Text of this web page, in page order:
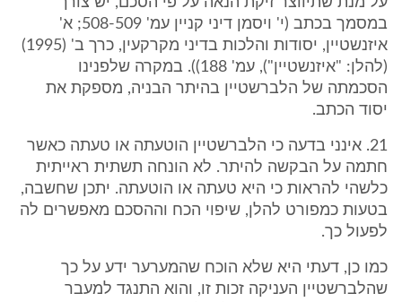
במסמך בכתב (י' ויסמן דיני קניין עמ' 508-509; א'
איזנשטיין, יסודות והלכות בדיני מקרקעין, כרך ב' (1995)
(להלן: "איזנשטיין"), עמ' 188)). במקרה שלפנינו
הסכמתה של הלברשטיין בהיתר הבניה, מספקת את
יסוד הכתב.
21. אינני בדעה כי הלברשטיין הוטעתה או טעתה כאשר
חתמה על הבקשה להיתר. לא הונחה תשתית ראייתית
כלשהי להראות כי היא טעתה או הוטעתה. יתכן שחשבה,
בטעות כמפורט להלן, שיפוי הכח וההסכם מאפשרים לה
לפעול כך.
כמו כן, דעתי היא שלא הוכח שהמערער ידע על כך
שהלברשטיין העניקה זכות זו, והוא התנגד למעבר